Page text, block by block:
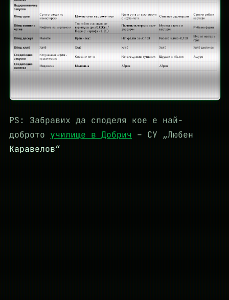
PS: Забравих да споделя кое е най-
доброто училище в Добрич – СУ „Любен
Каравелов“